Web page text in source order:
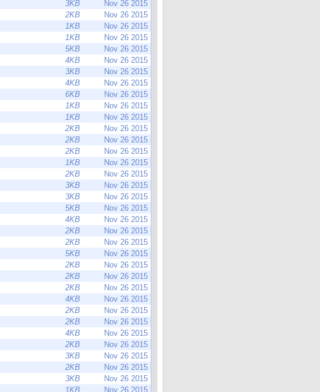
3KB
Nov 26 2015
2KB
Nov 26 2015
1KB
Nov 26 2015
1KB
Nov 26 2015
5KB
Nov 26 2015
4KB
Nov 26 2015
3KB
Nov 26 2015
4KB
Nov 26 2015
6KB
Nov 26 2015
1KB
Nov 26 2015
1KB
Nov 26 2015
2KB
Nov 26 2015
2KB
Nov 26 2015
2KB
Nov 26 2015
1KB
Nov 26 2015
2KB
Nov 26 2015
3KB
Nov 26 2015
3KB
Nov 26 2015
5KB
Nov 26 2015
4KB
Nov 26 2015
2KB
Nov 26 2015
2KB
Nov 26 2015
5KB
Nov 26 2015
2KB
Nov 26 2015
2KB
Nov 26 2015
2KB
Nov 26 2015
4KB
Nov 26 2015
2KB
Nov 26 2015
2KB
Nov 26 2015
4KB
Nov 26 2015
2KB
Nov 26 2015
3KB
Nov 26 2015
2KB
Nov 26 2015
3KB
Nov 26 2015
1KB
Nov 26 2015